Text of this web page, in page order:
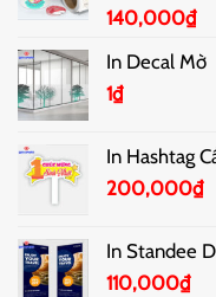
140,000₫
In Decal Mờ
1₫
In Hashtag
200,000₫
In Standee
110,000₫